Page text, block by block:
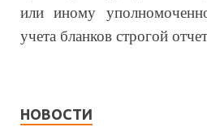
или иному
учета бланков строгой
НОВОСТИ